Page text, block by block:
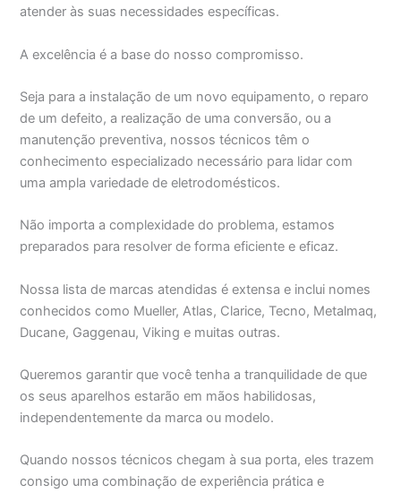
atender às suas necessidades específicas.
A excelência é a base do nosso compromisso.
Seja para a instalação de um novo equipamento, o reparo
de um defeito, a realização de uma conversão, ou a
manutenção preventiva, nossos técnicos têm o
conhecimento especializado necessário para lidar com
uma ampla variedade de eletrodomésticos.
Não importa a complexidade do problema, estamos
preparados para resolver de forma eficiente e eficaz.
Nossa lista de marcas atendidas é extensa e inclui nomes
conhecidos como Mueller, Atlas, Clarice, Tecno, Metalmaq,
Ducane, Gaggenau, Viking e muitas outras.
Queremos garantir que você tenha a tranquilidade de que
os seus aparelhos estarão em mãos habilidosas,
independentemente da marca ou modelo.
Quando nossos técnicos chegam à sua porta, eles trazem
consigo uma combinação de experiência prática e